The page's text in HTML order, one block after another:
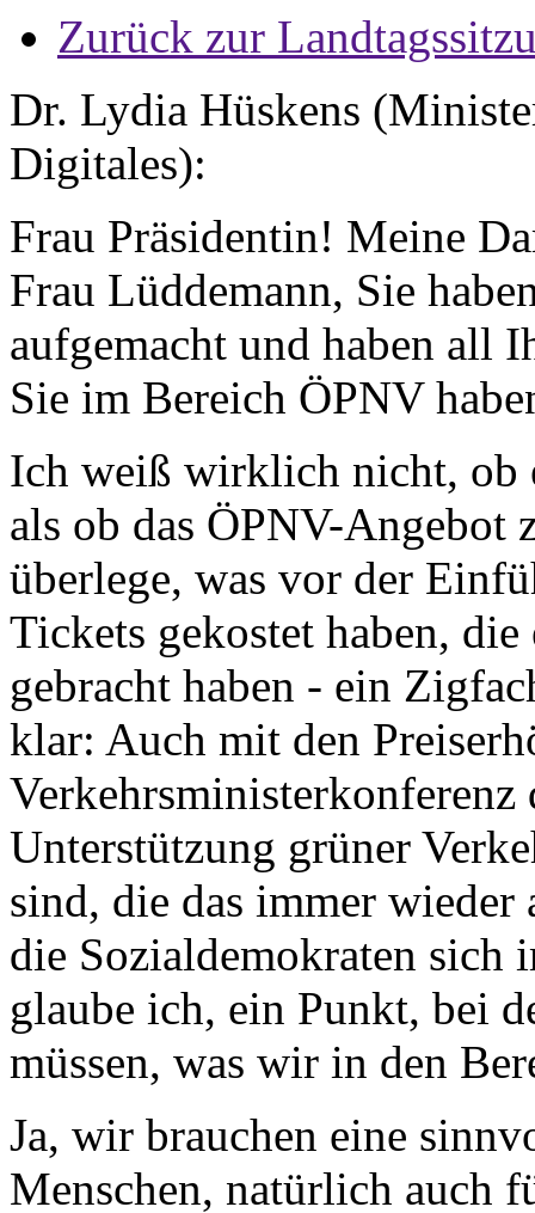
Zurück zur
Dr. Lydia Hüskens
Digitales):
Frau Präsidentin! Meine
Frau Lüddemann, Sie
aufgemacht und haben all
Sie im Bereich ÖPNV
Ich weiß wirklich nicht, ob
als ob das ÖPNV-Angebot
überlege, was vor der
Tickets gekostet haben,
gebracht haben - ein
klar: Auch mit den
Unterstützung grüner
sind, die das immer wieder
die Sozialdemokraten sich
glaube ich, ein Punkt, bei
müssen, was wir in den
Ja, wir brauchen eine
Menschen, natürlich auch